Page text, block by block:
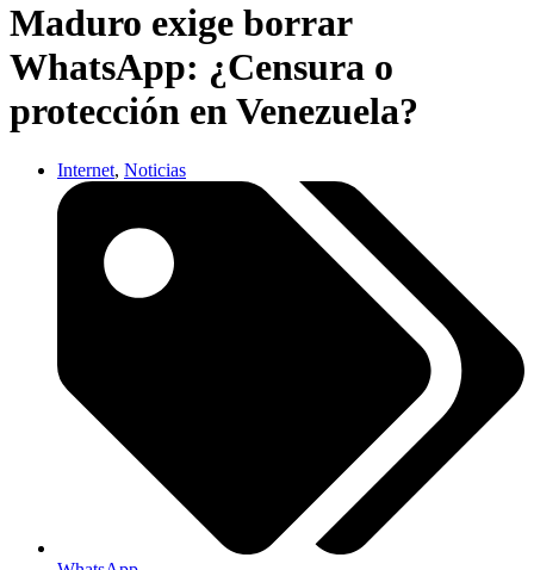
Maduro exige borrar
WhatsApp: ¿Censura o
protección en Venezuela?
Internet, Noticias